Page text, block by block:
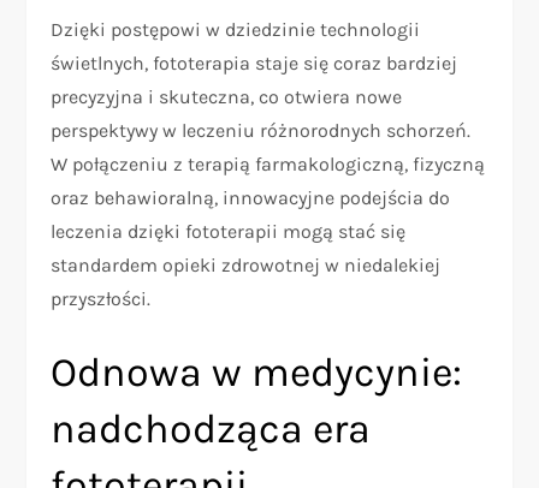
Dzięki postępowi w dziedzinie technologii
świetlnych, fototerapia staje się coraz bardziej
precyzyjna i skuteczna, co otwiera nowe
perspektywy w leczeniu różnorodnych schorzeń.
W połączeniu z terapią farmakologiczną, fizyczną
oraz behawioralną, innowacyjne podejścia do
leczenia dzięki fototerapii mogą stać się
standardem opieki zdrowotnej w niedalekiej
przyszłości.
Odnowa w medycynie:
nadchodząca era